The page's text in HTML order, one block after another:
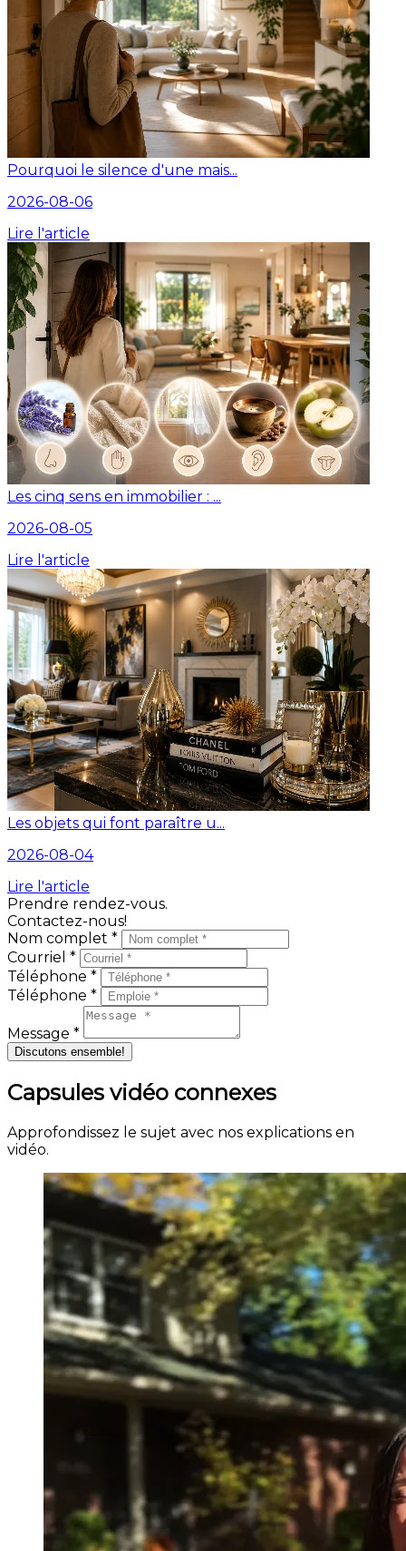
Pourquoi le silence d'une mais...
2026-08-06
Lire l'article
Les cinq sens en immobilier : ...
2026-08-05
Lire l'article
Les objets qui font paraître u...
2026-08-04
Lire l'article
Prendre rendez-vous.
Contactez-nous!
Nom complet *
Courriel *
Téléphone *
Téléphone *
Message *
Discutons ensemble!
Capsules vidéo connexes
Approfondissez le sujet avec nos explications en
vidéo.